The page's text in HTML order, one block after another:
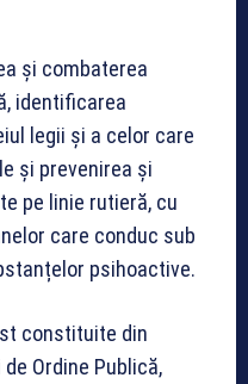
și combaterea
identificarea
legii și a celor care
și prevenirea și
pe linie rutieră, cu
care conduc sub
psihoactive.
constituite din
Ordine Publică,